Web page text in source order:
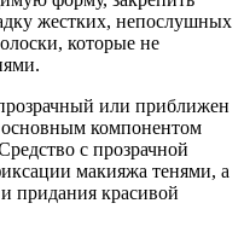
жестких, непослушных
которые не
или приближен
компонентом
с прозрачной
макияжа тенями, а
придания красивой